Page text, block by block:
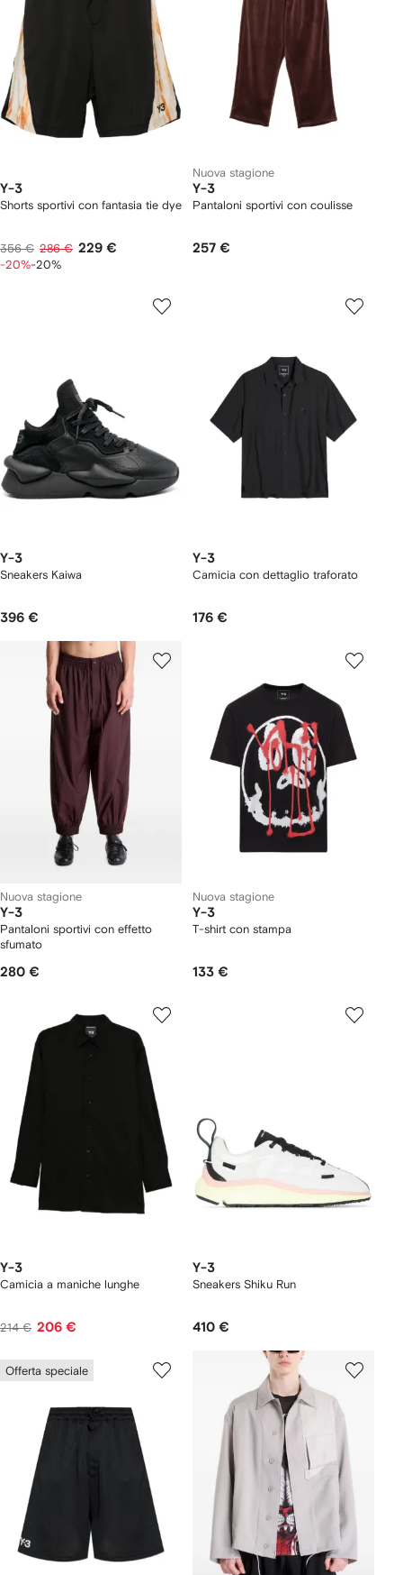
Y-3
Shorts sportivi con fantasia tie dye
356 € 286 € 229 €
-20%-20%
Nuova stagione
Y-3
Pantaloni sportivi con coulisse
257 €
Y-3
Sneakers Kaiwa
396 €
Y-3
Camicia con dettaglio traforato
176 €
Nuova stagione
Y-3
Pantaloni sportivi con effetto
sfumato
280 €
Nuova stagione
Y-3
T-shirt con stampa
133 €
Y-3
Camicia a maniche lunghe
214 € 206 €
Y-3
Sneakers Shiku Run
410 €
Offerta speciale